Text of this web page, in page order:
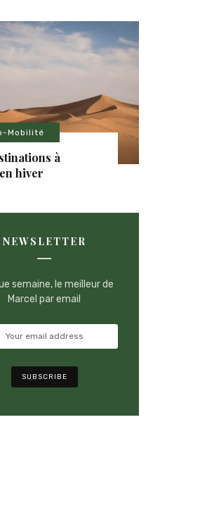
Mobilité
à
hiver
NEWSLETTER
semaine, le meilleur de
Marcel par email